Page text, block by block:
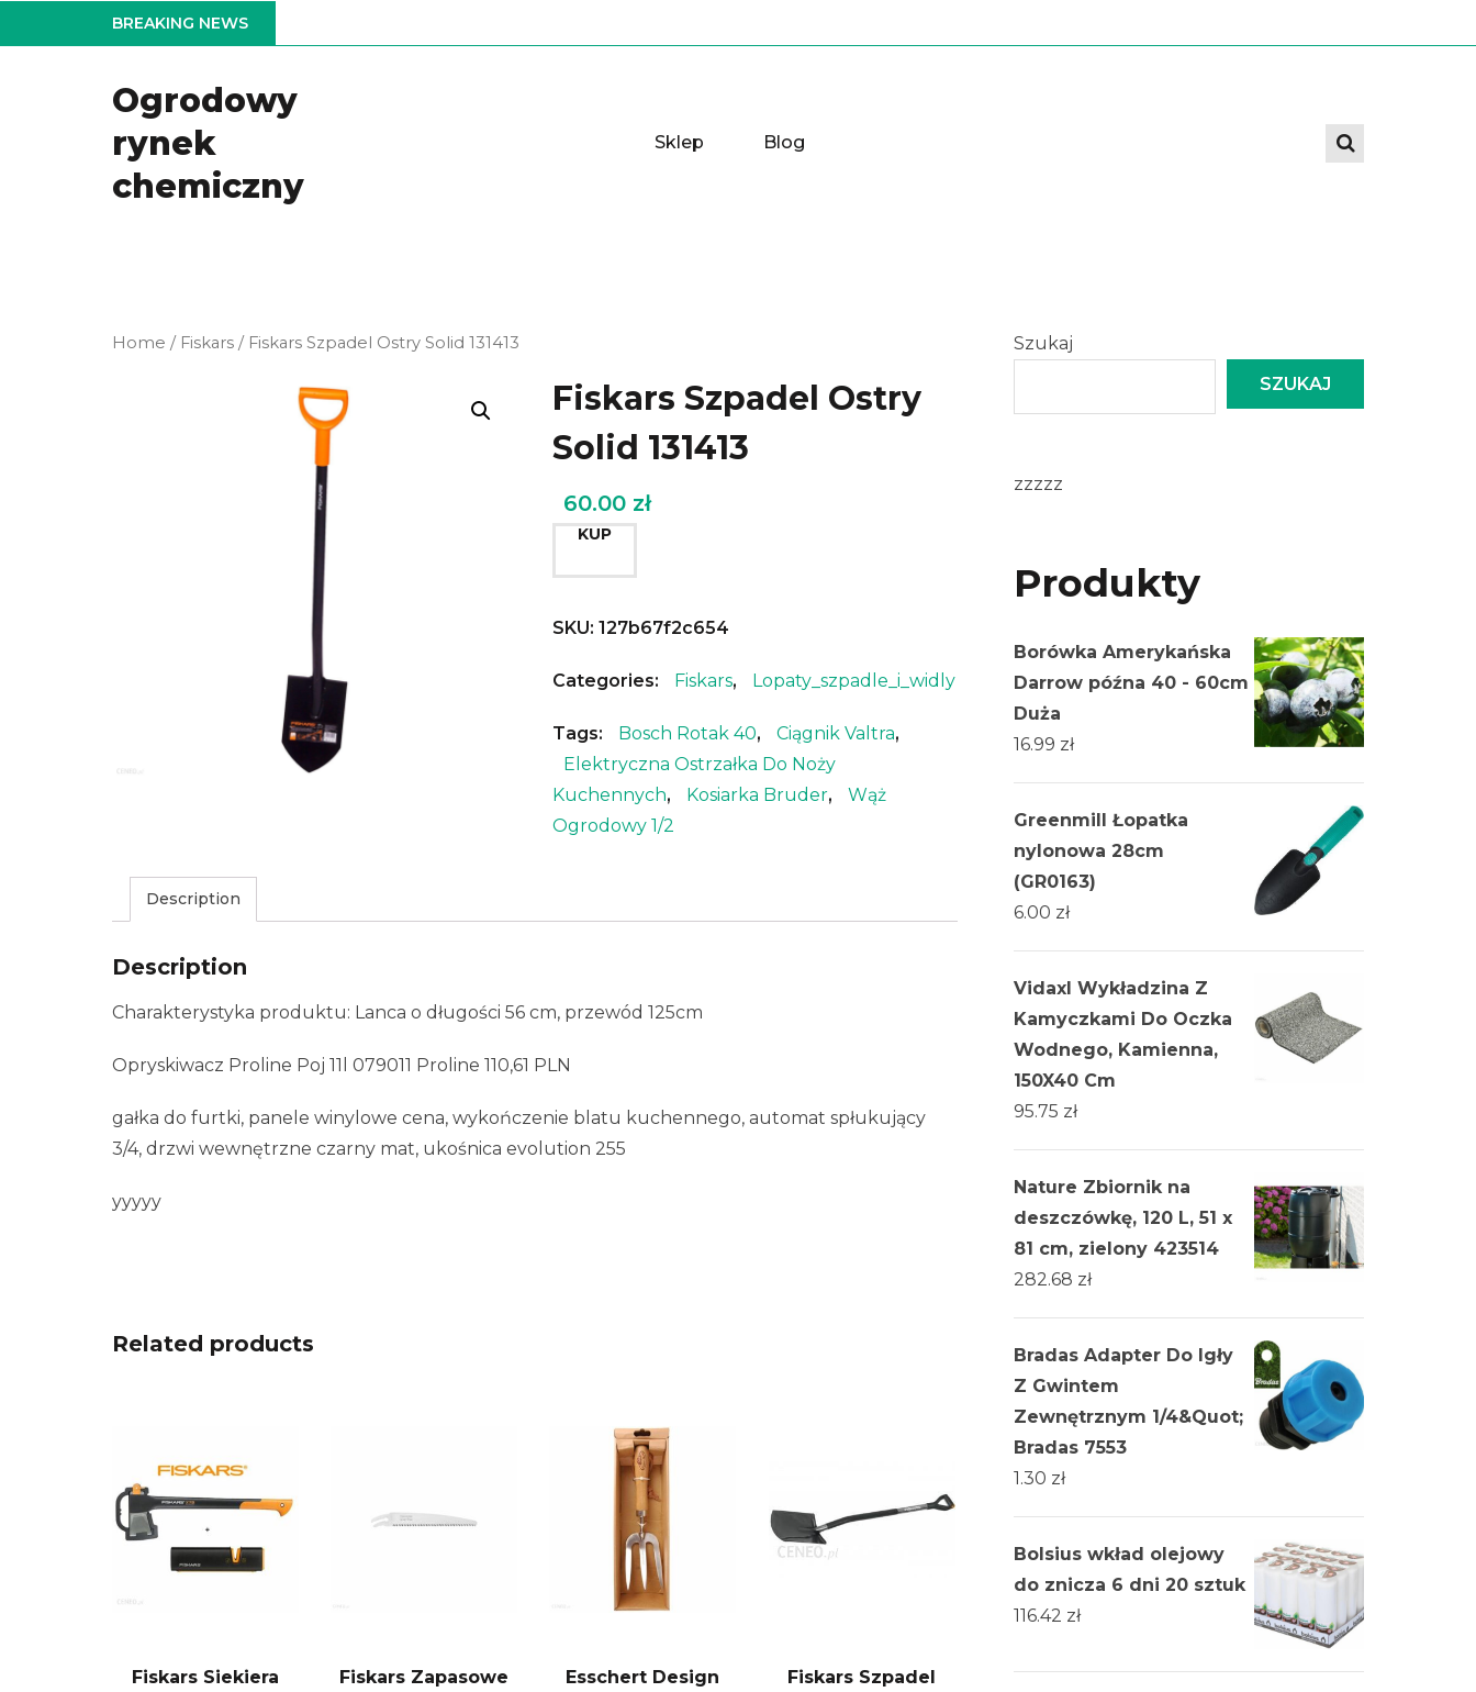
to
BREAKING NEWS
Ogrodowy
rynek
chemiczny
Sklep Blog
Home / Fiskars / Fiskars Szpadel Ostry Solid 131413
Fiskars Szpadel Ostry
Solid 131413
60.00 zł
KUP
SKU: 127b67f2c654
Categories: Fiskars, Lopaty_szpadle_i_widly
Tags: Bosch Rotak 40, Ciągnik Valtra,
Elektryczna Ostrzałka Do Noży
Kuchennych, Kosiarka Bruder,
Wąż
Ogrodowy 1/2
Description
Description
Charakterystyka produktu: Lanca o długości 56 cm, przewód 125cm
Opryskiwacz Proline Poj 11l 079011 Proline 110,61 PLN
gałka do furtki, panele winylowe cena, wykończenie blatu kuchennego, automat spłukujący
3/4, drzwi wewnętrzne czarny mat, ukośnica evolution 255
yyyyy
Related products
Fiskars Siekiera
Fiskars Zapasowe
Esschert Design
Fiskars Szpadel
Szukaj
SZUKAJ
zzzzz
Produkty
Borówka Amerykańska
Darrow późna 40 - 60cm
Duża
16.99 zł
Greenmill Łopatka
nylonowa 28cm
(GR0163)
6.00 zł
Vidaxl Wykładzina Z
Kamyczkami Do Oczka
Wodnego, Kamienna,
150X40 Cm
95.75 zł
Nature Zbiornik na
deszczówkę, 120 L, 51 x
81 cm, zielony 423514
282.68 zł
Bradas Adapter Do Igły
Z Gwintem
Zewnętrznym 1/4&Quot;
Bradas 7553
1.30 zł
Bolsius wkład olejowy
do znicza 6 dni 20 sztuk
116.42 zł